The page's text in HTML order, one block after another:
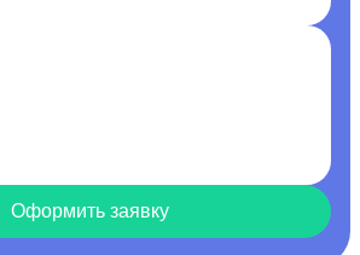
Оформить заявку